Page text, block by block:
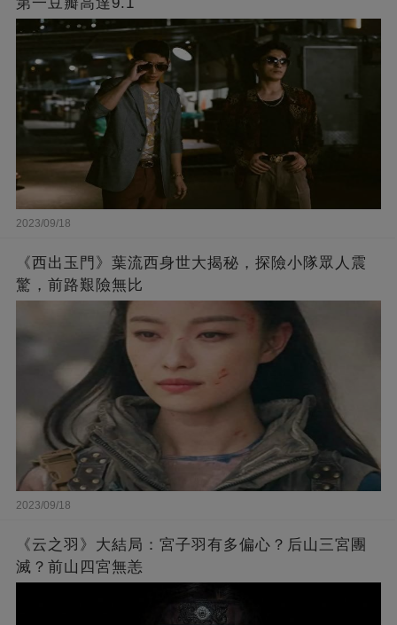
2023/09/18
《西出玉門》葉流西身世大揭秘，探險小隊眾人震
驚，前路艱險無比
2023/09/18
《云之羽》大結局：宮子羽有多偏心？后山三宮團
滅？前山四宮無恙